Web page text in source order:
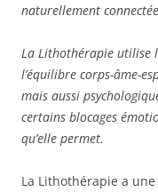
naturellement
La Lithothérapie utilise
l’équilibre corps-âme-
mais aussi
certains blocages
qu’elle permet.
La Lithothérapie a